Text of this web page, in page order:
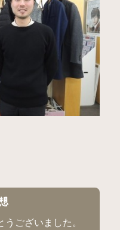
ございました。